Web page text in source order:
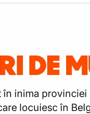
DE
în inima
locuiesc în